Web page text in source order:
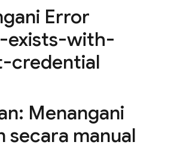
Error
exists-with-
credential
Menangani
secara manual